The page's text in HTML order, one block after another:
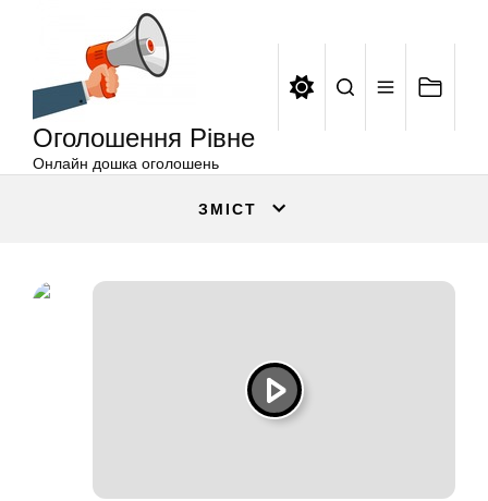
Оголошення Рівне
Онлайн дошка оголошень
ЗМІСТ